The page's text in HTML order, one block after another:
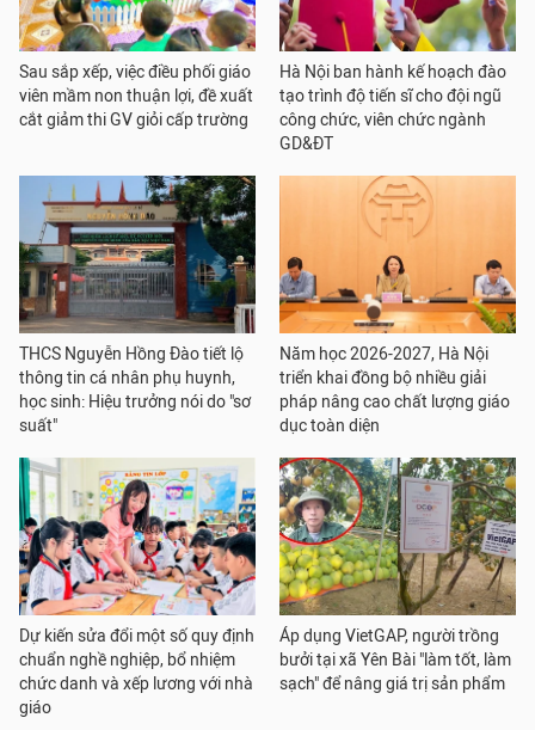
Sau sắp xếp, việc điều phối giáo
viên mầm non thuận lợi, đề xuất
cắt giảm thi GV giỏi cấp trường
Hà Nội ban hành kế hoạch đào
tạo trình độ tiến sĩ cho đội ngũ
công chức, viên chức ngành
GD&ĐT
THCS Nguyễn Hồng Đào tiết lộ
thông tin cá nhân phụ huynh,
học sinh: Hiệu trưởng nói do "sơ
suất"
Năm học 2026-2027, Hà Nội
triển khai đồng bộ nhiều giải
pháp nâng cao chất lượng giáo
dục toàn diện
Dự kiến sửa đổi một số quy định
chuẩn nghề nghiệp, bổ nhiệm
chức danh và xếp lương với nhà
giáo
Áp dụng VietGAP, người trồng
bưởi tại xã Yên Bài "làm tốt, làm
sạch" để nâng giá trị sản phẩm